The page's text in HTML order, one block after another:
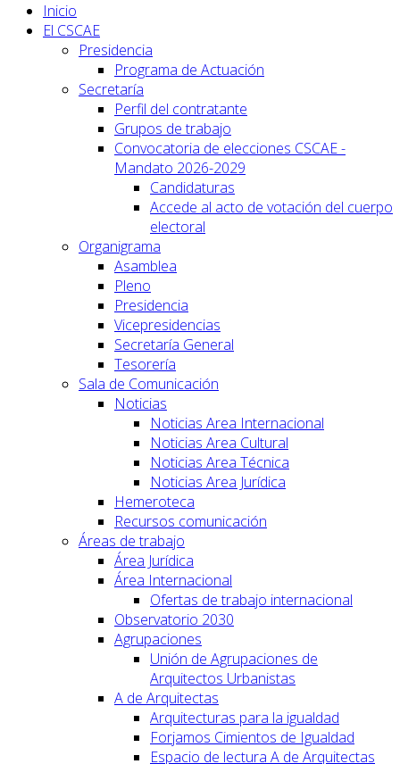
Inicio
El CSCAE
Presidencia
Programa de Actuación
Secretaría
Perfil del contratante
Grupos de trabajo
Convocatoria de elecciones CSCAE -
Mandato 2026-2029
Candidaturas
Accede al acto de votación del cuerpo
electoral
Organigrama
Asamblea
Pleno
Presidencia
Vicepresidencias
Secretaría General
Tesorería
Sala de Comunicación
Noticias
Noticias Area Internacional
Noticias Area Cultural
Noticias Area Técnica
Noticias Area Jurídica
Hemeroteca
Recursos comunicación
Áreas de trabajo
Área Jurídica
Área Internacional
Ofertas de trabajo internacional
Observatorio 2030
Agrupaciones
Unión de Agrupaciones de
Arquitectos Urbanistas
A de Arquitectas
Arquitecturas para la igualdad
Forjamos Cimientos de Igualdad
Espacio de lectura A de Arquitectas